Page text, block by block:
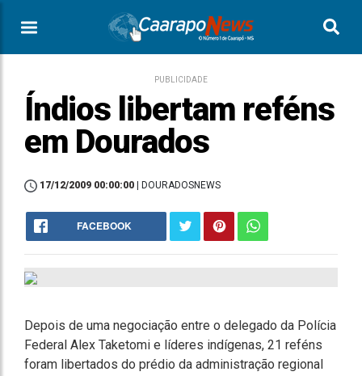
PUBLICIDADE
Índios libertam reféns
em Dourados
17/12/2009 00:00:00 | DOURADOSNEWS
FACEBOOK
Depois de uma negociação entre o delegado da Polícia
Federal Alex Taketomi e líderes indígenas, 21 reféns
foram libertados do prédio da administração regional